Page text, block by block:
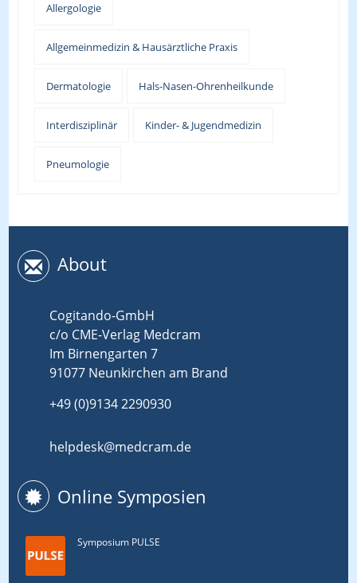
Allergologie
Allgemeinmedizin & Hausärztliche Praxis
Dermatologie Hals-Nasen-Ohrenheilkunde
Interdisziplinär Kinder- & Jugendmedizin
Pneumologie
About
Cogitando-GmbH
c/o CME-Verlag Medcram
Im Birnengarten 7
91077 Neunkirchen am Brand
+49 (0)9134 2290930
helpdesk@medcram.de
Online Symposien
Symposium PULSE